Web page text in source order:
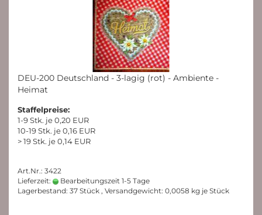
DEU-200 Deutschland - 3-lagig (rot) - Ambiente -
Heimat
Staffelpreise:
1-9 Stk. je 0,20 EUR
10-19 Stk. je 0,16 EUR
> 19 Stk. je 0,14 EUR
Art.Nr.: 3422
Lieferzeit:
Bearbeitungszeit 1-5 Tage
Lagerbestand: 37 Stück , Versandgewicht: 0,0058 kg je Stück